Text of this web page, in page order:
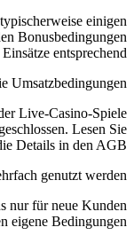
einigen
Bonusbedingungen
entsprechend.
Umsatzbedingungen?
Live-Casino-Spiele
Lesen Sie
Details in den AGB.
genutzt werden?
nur für neue Kunden
eigene Bedingungen.